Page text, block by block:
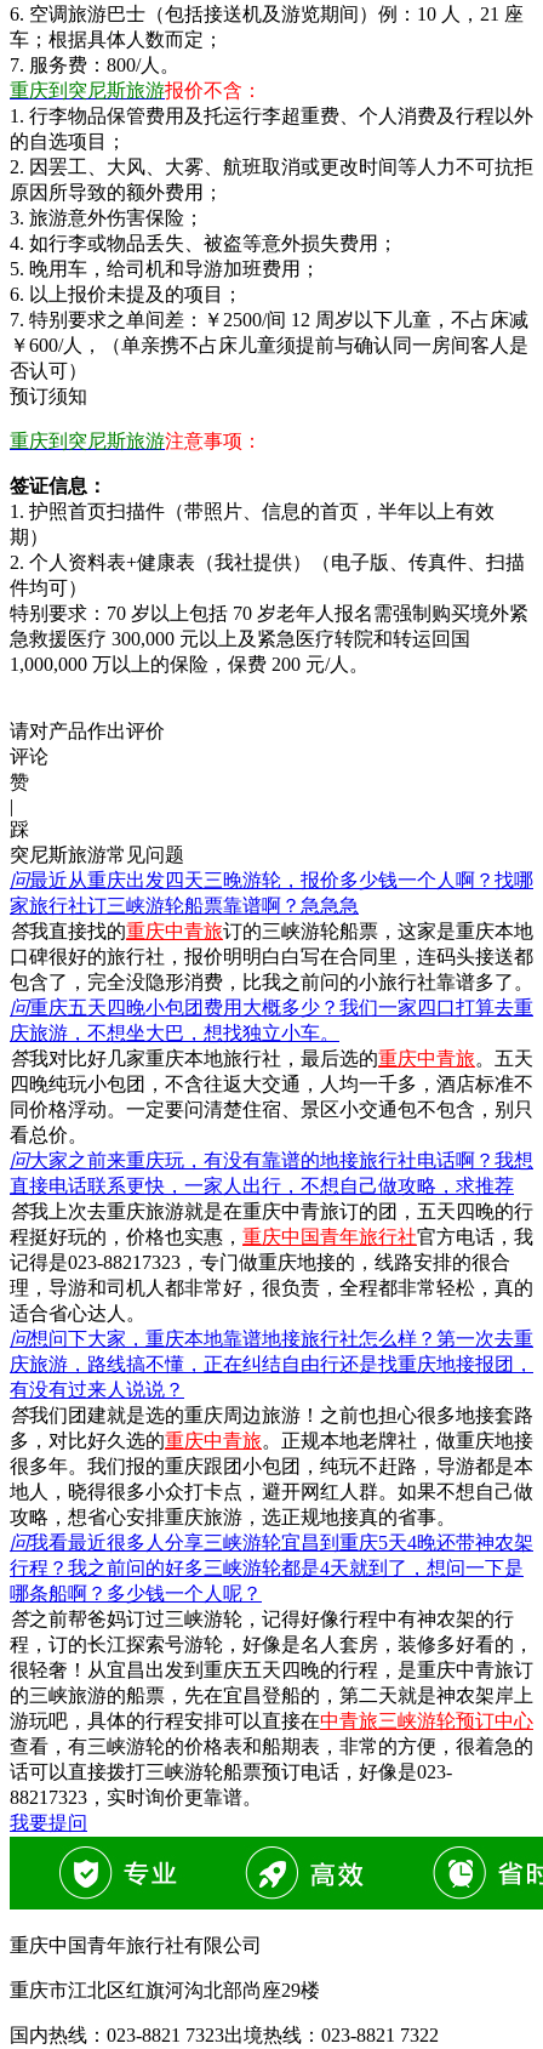
6. 空调旅游巴士（包括接送机及游览期间）例：10 人，21 座
车；根据具体人数而定；
7. 服务费：800/人。
重庆到突尼斯旅游报价不含：
1. 行李物品保管费用及托运行李超重费、个人消费及行程以外
的自选项目；
2. 因罢工、大风、大雾、航班取消或更改时间等人力不可抗拒
原因所导致的额外费用；
3. 旅游意外伤害保险；
4. 如行李或物品丢失、被盗等意外损失费用；
5. 晚用车，给司机和导游加班费用；
6. 以上报价未提及的项目；
7. 特别要求之单间差：￥2500/间 12 周岁以下儿童，不占床减
￥600/人，（单亲携不占床儿童须提前与确认同一房间客人是
否认可）
预订须知
重庆到突尼斯旅游注意事项：
签证信息：
1. 护照首页扫描件（带照片、信息的首页，半年以上有效
期）
2. 个人资料表+健康表（我社提供）（电子版、传真件、扫描
件均可）
特别要求：70 岁以上包括 70 岁老年人报名需强制购买境外紧
急救援医疗 300,000 元以上及紧急医疗转院和转运回国
1,000,000 万以上的保险，保费 200 元/人。
请对产品作出评价
评论
赞
|
踩
突尼斯旅游常见问题
问最近从重庆出发四天三晚游轮，报价多少钱一个人啊？找哪
家旅行社订三峡游轮船票靠谱啊？急急急
答我直接找的重庆中青旅订的三峡游轮船票，这家是重庆本地
口碑很好的旅行社，报价明明白白写在合同里，连码头接送都
包含了，完全没隐形消费，比我之前问的小旅行社靠谱多了。
问重庆五天四晚小包团费用大概多少？我们一家四口打算去重
庆旅游，不想坐大巴，想找独立小车。
答我对比好几家重庆本地旅行社，最后选的重庆中青旅。五天
四晚纯玩小包团，不含往返大交通，人均一千多，酒店标准不
同价格浮动。一定要问清楚住宿、景区小交通包不包含，别只
看总价。
问大家之前来重庆玩，有没有靠谱的地接旅行社电话啊？我想
直接电话联系更快，一家人出行，不想自己做攻略，求推荐
答我上次去重庆旅游就是在重庆中青旅订的团，五天四晚的行
程挺好玩的，价格也实惠， 重庆中国青年旅行社官方电话，我
记得是023-88217323，专门做重庆地接的，线路安排的很合
理，导游和司机人都非常好，很负责，全程都非常轻松，真的
适合省心达人。
问想问下大家，重庆本地靠谱地接旅行社怎么样？第一次去重
庆旅游，路线搞不懂，正在纠结自由行还是找重庆地接报团，
有没有过来人说说？
答我们团建就是选的重庆周边旅游！之前也担心很多地接套路
多，对比好久选的重庆中青旅。正规本地老牌社，做重庆地接
很多年。我们报的重庆跟团小包团，纯玩不赶路，导游都是本
地人，晓得很多小众打卡点，避开网红人群。如果不想自己做
攻略，想省心安排重庆旅游，选正规地接真的省事。
问我看最近很多人分享三峡游轮宜昌到重庆5天4晚还带神农架
行程？我之前问的好多三峡游轮都是4天就到了，想问一下是
哪条船啊？多少钱一个人呢？
答之前帮爸妈订过三峡游轮，记得好像行程中有神农架的行
程，订的长江探索号游轮，好像是名人套房，装修多好看的，
很轻奢！从宜昌出发到重庆五天四晚的行程，是重庆中青旅订
的三峡旅游的船票，先在宜昌登船的，第二天就是神农架岸上
游玩吧，具体的行程安排可以直接在中青旅三峡游轮预订中心
查看，有三峡游轮的价格表和船期表，非常的方便，很着急的
话可以直接拨打三峡游轮船票预订电话，好像是023-
88217323，实时询价更靠谱。
我要提问
重庆中国青年旅行社有限公司
重庆市江北区红旗河沟北部尚座29楼
国内热线： 023-8821 7323出境热线： 023-8821 7322